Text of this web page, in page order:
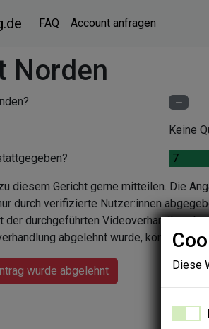
FAQ Account anfragen
Norden
Keine
7
diesem Gericht gerne mitteilen. Die
durch verifizierte Nutzer:innen
durchgeführten Videoverhandlung
abgelehnt wurde, können Sie
wurde abgelehnt Diese